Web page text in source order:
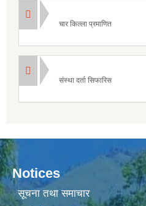
चार किल्ला प्रमाणित
संस्था दर्ता सिफारिस
Notices
सूचना तथा समाचार